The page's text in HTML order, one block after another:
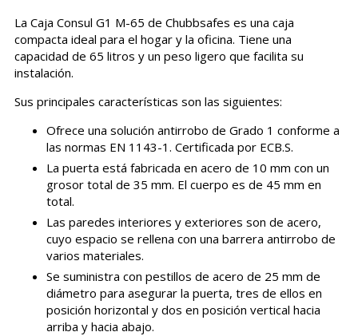
La Caja Consul G1 M-65 de Chubbsafes es una caja
compacta ideal para el hogar y la oficina. Tiene una
capacidad de 65 litros y un peso ligero que facilita su
instalación.
Sus principales características son las siguientes:
Ofrece una solución antirrobo de Grado 1 conforme a
las normas EN 1143-1. Certificada por ECB.S.
La puerta está fabricada en acero de 10 mm con un
grosor total de 35 mm. El cuerpo es de 45 mm en
total.
Las paredes interiores y exteriores son de acero,
cuyo espacio se rellena con una barrera antirrobo de
varios materiales.
Se suministra con pestillos de acero de 25 mm de
diámetro para asegurar la puerta, tres de ellos en
posición horizontal y dos en posición vertical hacia
arriba y hacia abajo.